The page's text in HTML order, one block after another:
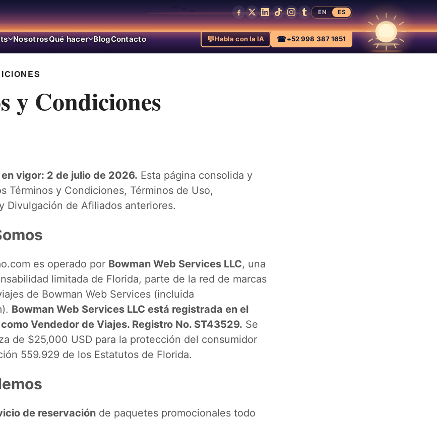
EN ES
NosotrosQué hacer BlogContacto 💬Habla con la IA ☎+52 998 387 1651
y Condiciones
vigor: 2 de julio de 2026. Esta página consolida y
Términos y Condiciones, Términos de Uso,
Divulgación de Afiliados anteriores.
es operado por Bowman Web Services LLC, una
limitada de Florida, parte de la red de marcas
de Bowman Web Services (incluida
Bowman Web Services LLC está registrada en el
Vendedor de Viajes. Registro No. ST43529. Se
de $25,000 USD para la protección del consumidor
559.929 de los Estatutos de Florida.
de reservación de paquetes promocionales todo